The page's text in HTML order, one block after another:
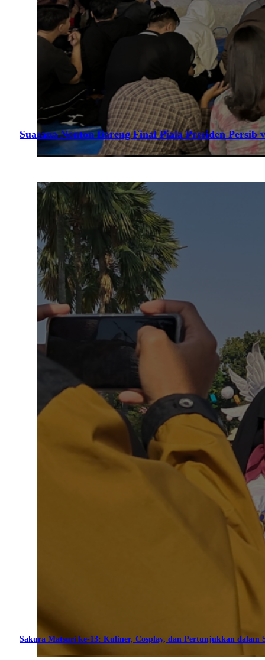
Suasana Nonton Bareng Final Piala Presiden Persib
Sakura Matsuri ke-13: Kuliner, Cosplay, dan Pertunjukkan dalam